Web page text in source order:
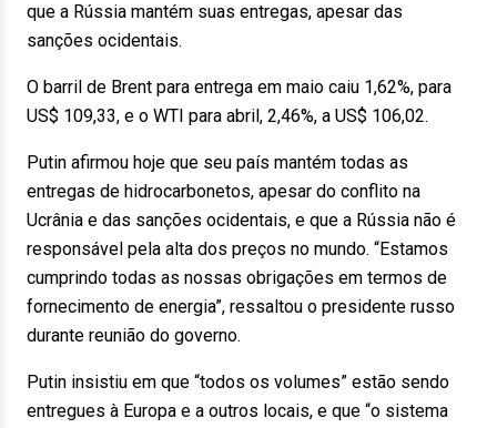
que a Rússia mantém suas entregas, apesar das
sanções ocidentais.
O barril de Brent para entrega em maio caiu 1,62%, para
US$ 109,33, e o WTI para abril, 2,46%, a US$ 106,02.
Putin afirmou hoje que seu país mantém todas as
entregas de hidrocarbonetos, apesar do conflito na
Ucrânia e das sanções ocidentais, e que a Rússia não é
responsável pela alta dos preços no mundo. “Estamos
cumprindo todas as nossas obrigações em termos de
fornecimento de energia”, ressaltou o presidente russo
durante reunião do governo.
Putin insistiu em que “todos os volumes” estão sendo
entregues à Europa e a outros locais, e que “o sistema